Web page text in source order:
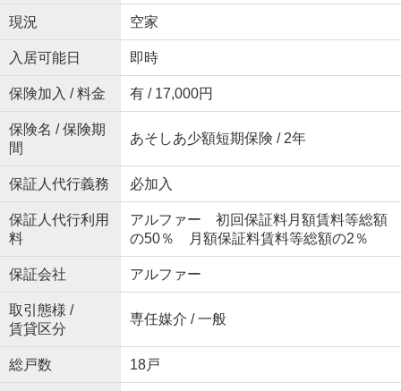
現況 空家
入居可能日 即時
保険加入 / 料金 有 / 17,000円
保険名 / 保険期
間
あそしあ少額短期保険 / 2年
保証人代行義務 必加入
保証人代行利用
料
アルファー 初回保証料月額賃料等総額
の50％ 月額保証料賃料等総額の2％
保証会社 アルファー
取引態様 /
賃貸区分
専任媒介 / 一般
総戸数 18戸